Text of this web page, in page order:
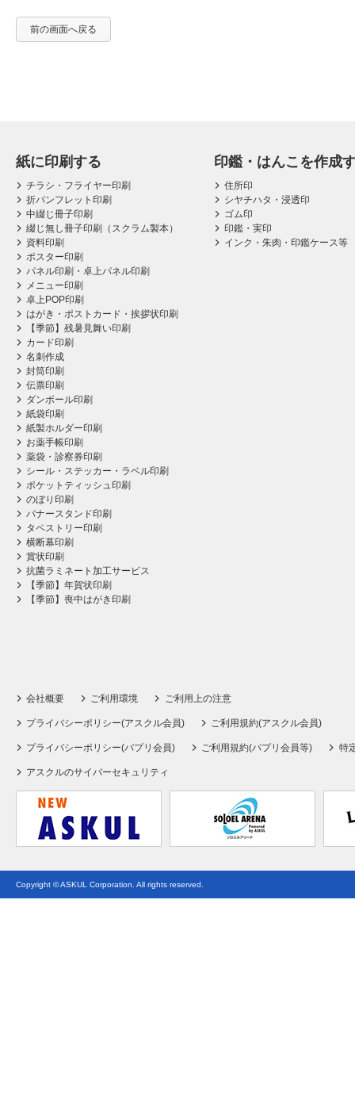
前の画面へ戻る
紙に印刷する
チラシ・フライヤー印刷
折パンフレット印刷
中綴じ冊子印刷
綴じ無し冊子印刷（スクラム製本）
資料印刷
ポスター印刷
パネル印刷・卓上パネル印刷
メニュー印刷
卓上POP印刷
はがき・ポストカード・挨拶状印刷
【季節】残暑見舞い印刷
カード印刷
名刺作成
封筒印刷
伝票印刷
ダンボール印刷
紙袋印刷
紙製ホルダー印刷
お薬手帳印刷
薬袋・診察券印刷
シール・ステッカー・ラベル印刷
ポケットティッシュ印刷
のぼり印刷
バナースタンド印刷
タペストリー印刷
横断幕印刷
賞状印刷
抗菌ラミネート加工サービス
【季節】年賀状印刷
【季節】喪中はがき印刷
印鑑・はんこを作成
住所印
シヤチハタ・浸透印
ゴム印
印鑑・実印
インク・朱肉・印鑑ケース等
会社概要 ご利用環境 ご利用上の注意
プライバシーポリシー(アスクル会員) ご利用規約(アスクル会員)
プライバシーポリシー(パプリ会員) ご利用規約(パプリ会員等) 特
アスクルのサイバーセキュリティ
Copyright © ASKUL Corporation. All rights reserved.